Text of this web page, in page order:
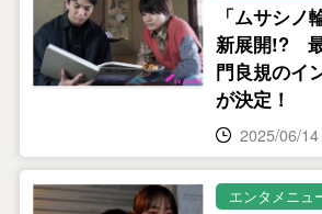
「ムサシノ
新展開!?
門良規のイ
が決定！
2025/06/14
エンタメニュ